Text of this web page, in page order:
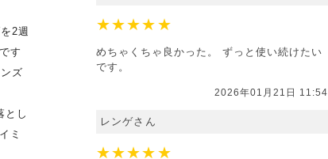
2週
す
ズ
とし
ミ
★★★★★
めちゃくちゃ良かった。 ずっと使い続けたい
です。
2026年01月21日 11:54
レンゲさん
★★★★★